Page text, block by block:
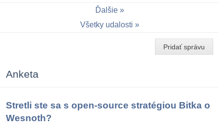
Ďalšie
Všetky udalosti
Pridať správu
Anketa
Stretli ste sa s open-source stratégiou Bitka o
Wesnoth?